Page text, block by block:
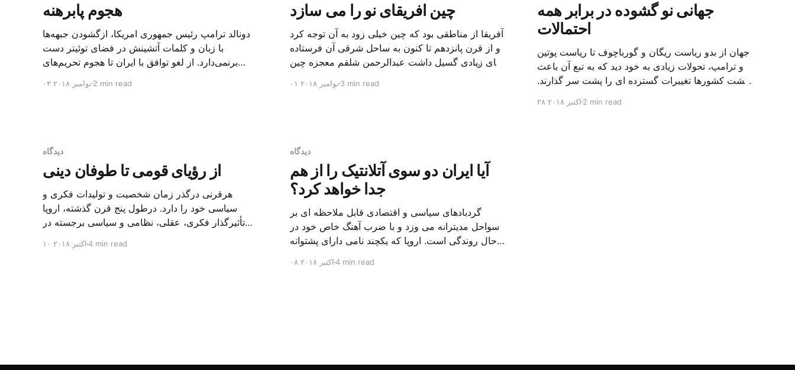
هجوم پابرهنه
دونالد ترامپ رئیس جمهوری امریکا، ازگشودن جبهه‌ها
با زبان و کلمات آتشینش در فضای توئیتر دست
برنمی‌دارد. از لغو توافق با ایران تا هجوم تحریم‌های
آژیرخطر در باره توافق تسلیحات اتمی با روسیه. جنگ
۰۳ نوامبر ۲۰۱۸ 2 min read
چین افریقای نو را می سازد
آفریقا از مناطقی بود که چین خیلی زود به آن توجه کرد
و از قرن پانزدهم تا کنون به ساحل شرقی آن فرستاده
های زیادی گسیل داشت عبدالرحمن شلقم معجزه چین
فرسخی آن در سیاست و اقتصاد و سلاح و علم و
۰۱ نوامبر ۲۰۱۸3 min read
جهانی نو گشوده در برابر همه
احتمالات
جهان از بدو ریاست ریگان و گورباچوف تا ریاست پوتین
و ترامپ، تحولات زیادی به خود دید که به تبع آن باعث
گشت کشورها تغییرات گسترده ای را پشت سر گذارند.
اینک در غرب، اروپا و جهان در حال ساختن جهان جدیدی
۲۸ اکتبر ۲۰۱۸2 min read
دیدگاه
از رؤیای قومی تا طوفان دینی
هرقرنی درگذر زمان شخصیت و تولیدات فکری و
سیاسی خود را دارد. درطول پنج قرن گذشته، اروپا
تأثیرگذار فکری، عقلی، نظامی و سیاسی برجسته در
استعماری و ترویج زبان‌ها و ادیان خود درمناطق وسیعی
۱۰ اکتبر ۲۰۱۸4 min read
دیدگاه
آیا ایران دو سوی آتلانتیک را از هم
جدا خواهد کرد؟
گردبادهای سیاسی و اقتصادی قابل ملاحظه ای بر
سواحل مدیترانه می وزد و با ضرب آهنگ خاص خود در
حال روندگی است. اروپا که یکچند نامی دارای پشتوانه
ایالات متحده آمریکا به حکم قدرت سیاسی و نظامی آن
۰۸ اکتبر ۲۰۱۸4 min read